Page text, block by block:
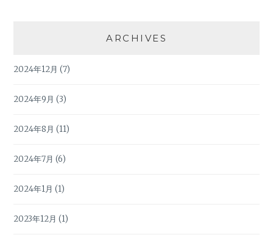
ARCHIVES
2024年12月 (7)
2024年9月 (3)
2024年8月 (11)
2024年7月 (6)
2024年1月 (1)
2023年12月 (1)